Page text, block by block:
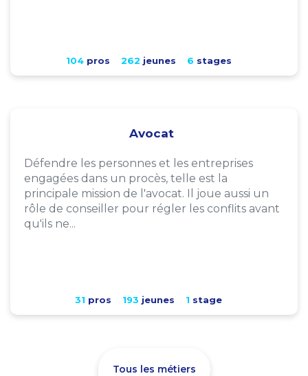
104pros 262 jeunes 6 stages
Avocat
Défendre les personnes et les entreprises
engagées dans un procès, telle est la
principale mission de l'avocat. Il joue aussi un
rôle de conseiller pour régler les conflits avant
qu'ils ne...
31 pros 193 jeunes 1 stage
Tous les métiers